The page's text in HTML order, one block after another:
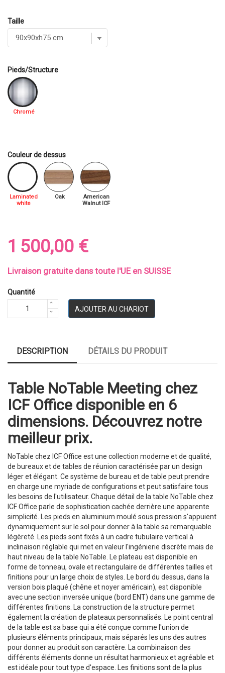
Taille
Pieds/Structure
Chromé
Couleur de dessus
Laminated
white
Oak
American
Walnut ICF
1 500,00 €
Livraison gratuite dans toute l'UE en SUISSE
Quantité
AJOUTER AU CHARIOT
DESCRIPTION DÉTAILS DU PRODUIT
Table NoTable Meeting chez
ICF Office disponible en 6
dimensions. Découvrez notre
meilleur prix.
NoTable chez ICF Office est une collection moderne et de qualité,
de bureaux et de tables de réunion caractérisée par un design
léger et élégant. Ce système de bureau et de table peut prendre
en charge une myriade de configurations et peut satisfaire tous
les besoins de l'utilisateur. Chaque détail de la table NoTable chez
ICF Office parle de sophistication cachée derrière une apparente
simplicité. Les pieds en aluminium moulé sous pression s'appuient
dynamiquement sur le sol pour donner à la table sa remarquable
légèreté. Les pieds sont fixés à un cadre tubulaire vertical à
inclinaison réglable qui met en valeur l'ingénierie discrète mais de
haut niveau de la table NoTable. Le plateau est disponible en
forme de tonneau, ovale et rectangulaire de différentes tailles et
finitions pour un large choix de styles. Le bord du dessus, dans la
version bois plaqué (chêne et noyer américain), est disponible
avec une section inversée unique (bord ENT) dans une gamme de
différentes finitions. La construction de la structure permet
également la création de plateaux personnalisés. Le point central
de la table est sa base qui a été conçue comme l'union de
plusieurs éléments principaux, mais séparés les uns des autres
pour donner au produit son caractère. La combinaison des
différents éléments donne un résultat harmonieux et agréable et
est idéale pour tout type d'espace. Les finitions sont de la plus